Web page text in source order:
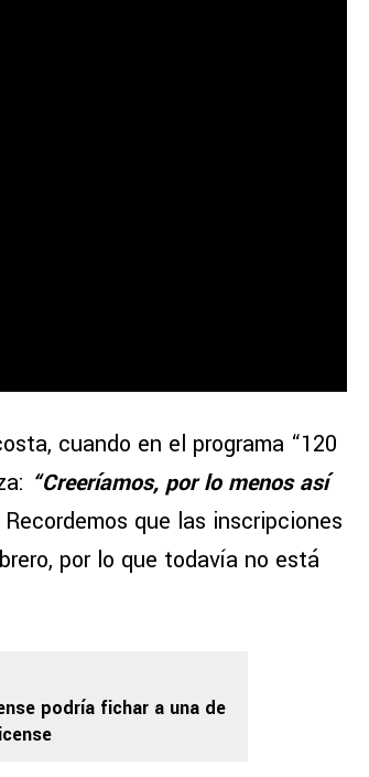
cuando en el programa “120
“Creeríamos, por lo menos así
que las inscripciones
por lo que todavía no está
podría fichar a una de